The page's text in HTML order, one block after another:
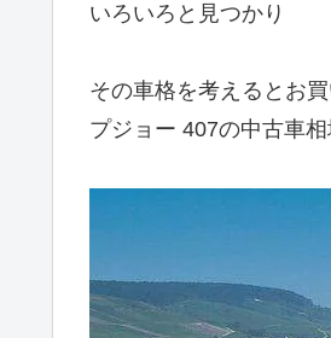
いろいろと見つかり
その車格を考えるとお
プジョー 407の中古車相